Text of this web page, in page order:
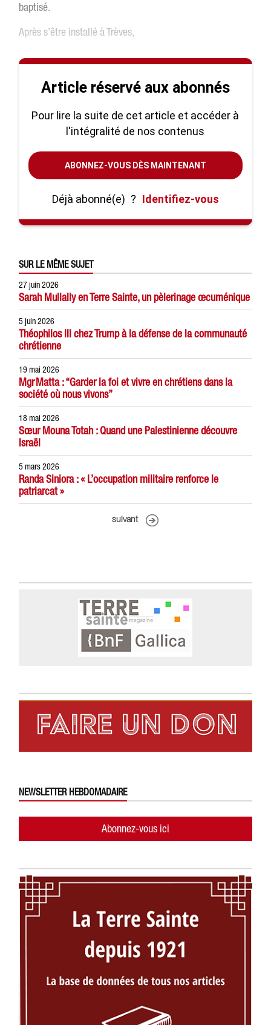
baptisé.
Après s’être installé à Trèves,
Article réservé aux abonnés
Pour lire la suite de cet article et accéder à
l'intégralité de nos contenus
ABONNEZ-VOUS DÈS MAINTENANT
Déjà abonné(e) ? Identifiez-vous
SUR LE MÊME SUJET
27 juin 2026
Sarah Mullally en Terre Sainte, un pèlerinage œcuménique
5 juin 2026
Théophilos III chez Trump à la défense de la communauté
chrétienne
19 mai 2026
Mgr Matta : “Garder la foi et vivre en chrétiens dans la
société où nous vivons”
18 mai 2026
Sœur Mouna Totah : Quand une Palestinienne découvre
Israël
5 mars 2026
Randa Siniora : « L’occupation militaire renforce le
patriarcat »
suivant
NEWSLETTER HEBDOMADAIRE
Abonnez-vous ici